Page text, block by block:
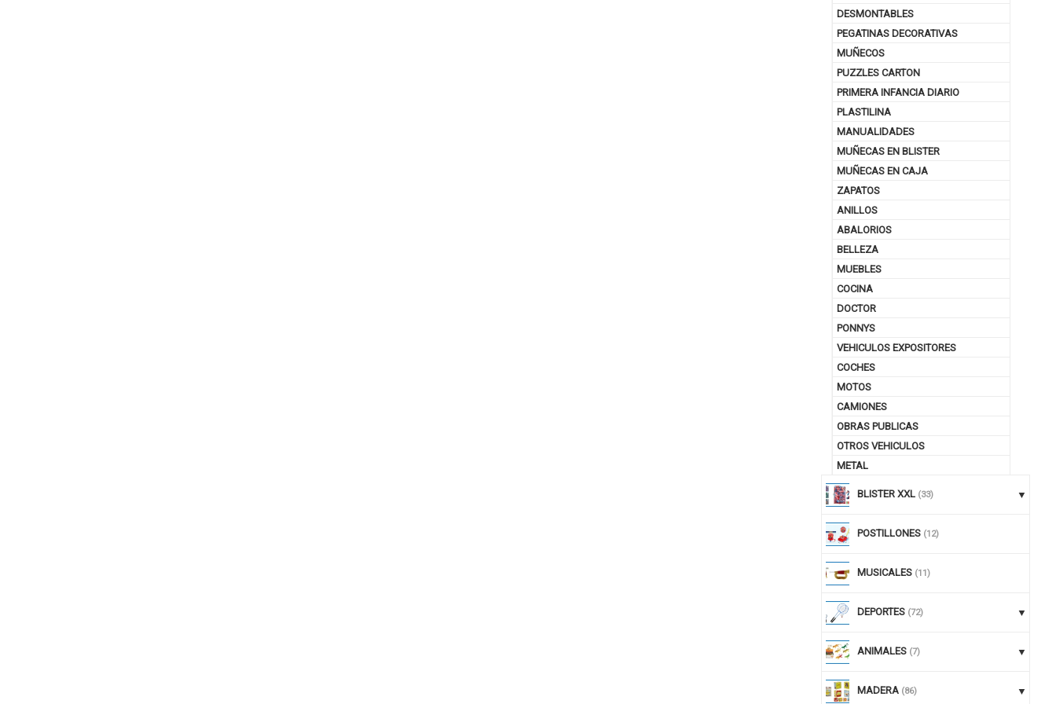
DESMONTABLES
PEGATINAS DECORATIVAS
MUÑECOS
PUZZLES CARTON
PRIMERA INFANCIA DIARIO
PLASTILINA
MANUALIDADES
MUÑECAS EN BLISTER
MUÑECAS EN CAJA
ZAPATOS
ANILLOS
ABALORIOS
BELLEZA
MUEBLES
COCINA
DOCTOR
PONNYS
VEHICULOS EXPOSITORES
COCHES
MOTOS
CAMIONES
OBRAS PUBLICAS
OTROS VEHICULOS
METAL
BLISTER XXL (33)
POSTILLONES (12)
MUSICALES (11)
DEPORTES (72)
ANIMALES (7)
MADERA (86)